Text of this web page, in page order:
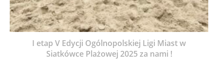
I etap V Edycji Ogólnopolskiej Ligi Miast w
Siatkówce Plażowej 2025 za nami !